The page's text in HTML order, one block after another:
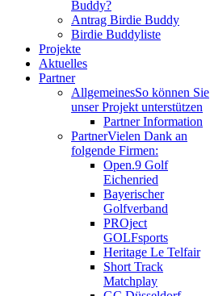
Buddy?
Antrag Birdie Buddy
Birdie Buddyliste
Projekte
Aktuelles
Partner
AllgemeinesSo können Sie
unser Projekt unterstützen
Partner Information
PartnerVielen Dank an
folgende Firmen:
Open.9 Golf
Eichenried
Bayerischer
Golfverband
PROject
GOLFsports
Heritage Le Telfair
Short Track
Matchplay